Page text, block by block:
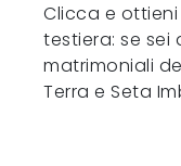
Clicca e
testiera: se sei
matrimoniali
Terra e Seta